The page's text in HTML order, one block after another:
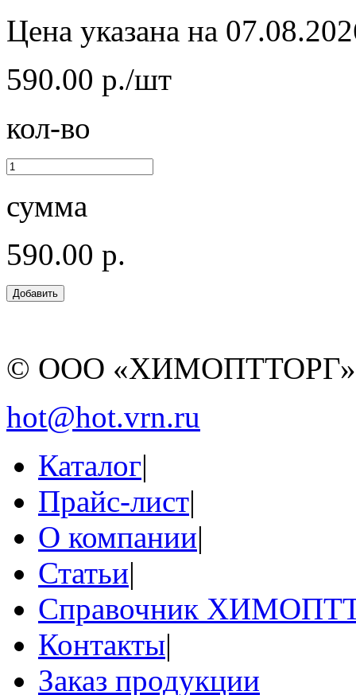
Цена указана на
590.00 р./шт
кол-во
сумма
590.00 р.
© ООО
hot@hot.vrn.ru
Каталог|
Прайс-лист|
О компании|
Статьи|
Справочник
Контакты|
Заказ продукции